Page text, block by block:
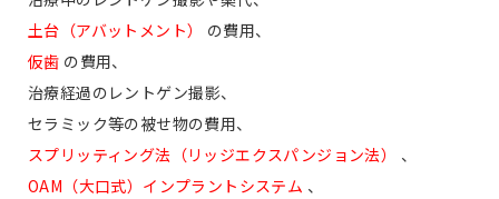
土台（アバットメント）
の費用、
仮歯 の費用、
治療経過のレントゲン撮影、
セラミック等の被せ物の費用、
スプリッティング法（リッジエクスパンジョン法）
、
OAM（大口式）インプラントシステム 、